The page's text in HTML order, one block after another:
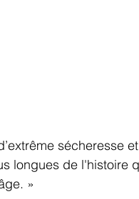
sécheresse
longues de l'histoire
»